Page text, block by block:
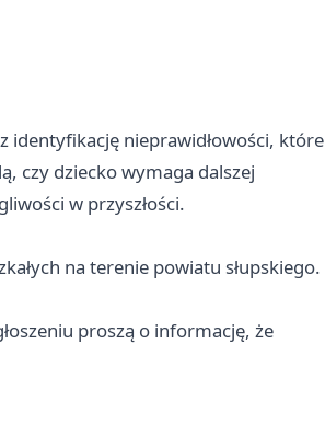
identyfikację nieprawidłowości, które
czy dziecko wymaga dalszej
w przyszłości.
na terenie powiatu słupskiego.
proszą o informację, że